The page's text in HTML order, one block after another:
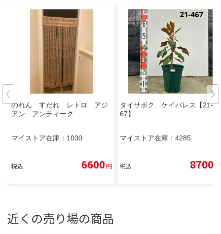
のれん すだれ レトロ アジ
アン アンティーク
マイストア在庫： 1030
税込 6600円
タイサボク ケイパレス【21-4
67】
マイストア在庫： 4285
税込 8700
近くの売り場の商品